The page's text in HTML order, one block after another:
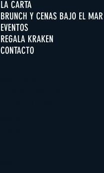
LA CARTA
BRUNCH Y CENAS BAJO EL MAR
EVENTOS
REGALA KRAKEN
CONTACTO